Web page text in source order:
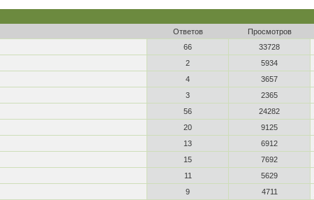
Ответов Просмотров
66 33728
2 5934
4 3657
3 2365
56 24282
20 9125
13 6912
15 7692
11 5629
9 4711